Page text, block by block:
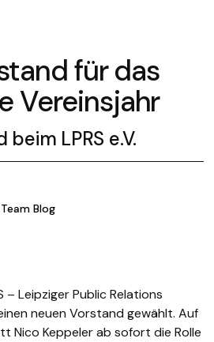
für das
Vereinsjahr
LPRS e.V.
Blog
– Leipziger Public Relations
neuen Vorstand gewählt. Auf
Nico Keppeler ab sofort die Rolle